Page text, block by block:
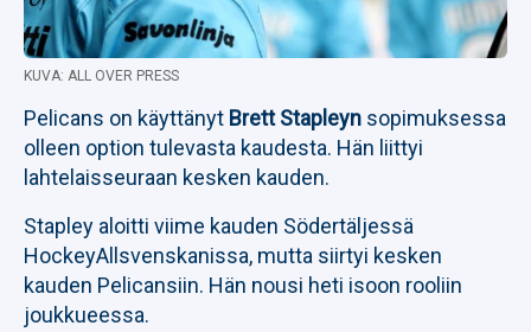
KUVA: ALL OVER PRESS
Pelicans on käyttänyt Brett Stapleyn sopimuksessa
olleen option tulevasta kaudesta. Hän liittyi
lahtelaisseuraan kesken kauden.
Stapley aloitti viime kauden Södertäljessä
HockeyAllsvenskanissa, mutta siirtyi kesken
kauden Pelicansiin. Hän nousi heti isoon rooliin
joukkueessa.